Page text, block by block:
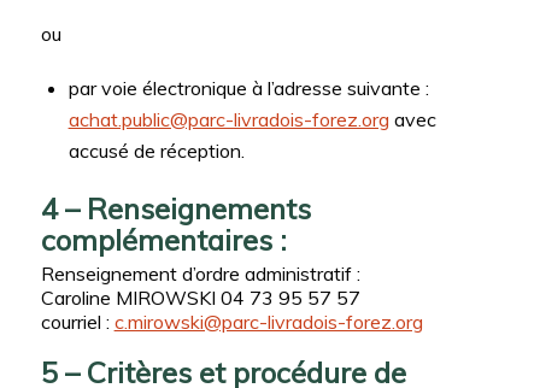
ou
par voie électronique à l’adresse suivante :
achat.public@parc-livradois-forez.org avec
accusé de réception.
4 – Renseignements
complémentaires :
Renseignement d’ordre administratif :
Caroline MIROWSKI 04 73 95 57 57
courriel : c.mirowski@parc-livradois-forez.org
5 – Critères et procédure de